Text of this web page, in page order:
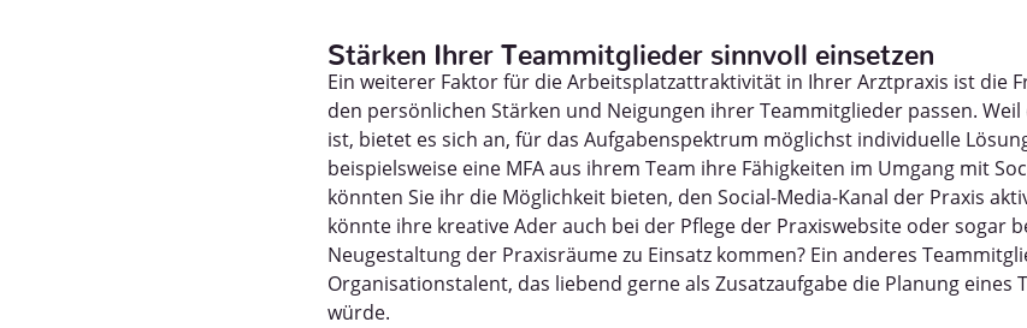
Stärken Ihrer Teammitglieder sinnvoll einsetzen
Ein weiterer Faktor für die Arbeitsplatzattraktivität in Ihrer Arztpraxis ist die
den persönlichen Stärken und Neigungen ihrer Teammitglieder passen.
ist, bietet es sich an, für das Aufgabenspektrum möglichst individuelle
beispielsweise eine MFA aus ihrem Team ihre Fähigkeiten im Umgang mit
könnten Sie ihr die Möglichkeit bieten, den Social-Media-Kanal der Praxis
könnte ihre kreative Ader auch bei der Pflege der Praxiswebsite oder sogar
Neugestaltung der Praxisräume zu Einsatz kommen? Ein anderes
Organisationstalent, das liebend gerne als Zusatzaufgabe die Planung eines
würde.